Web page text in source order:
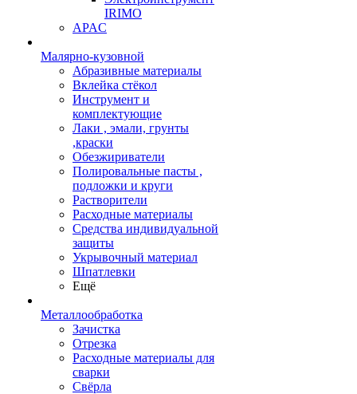
IRIMO
APAC
Малярно-кузовной
Абразивные материалы
Вклейка стёкол
Инструмент и
комплектующие
Лаки , эмали, грунты
,краски
Обезжириватели
Полировальные пасты ,
подложки и круги
Растворители
Расходные материалы
Средства индивидуальной
защиты
Укрывочный материал
Шпатлевки
Ещё
Металлообработка
Зачистка
Отрезка
Расходные материалы для
сварки
Свёрла